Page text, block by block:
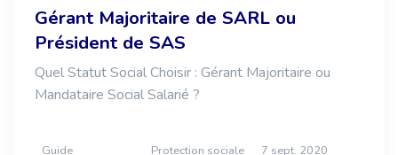
Gérant Majoritaire de SARL ou
Président de SAS
Quel Statut Social Choisir : Gérant Majoritaire ou
Mandataire Social Salarié ?
Guide Protection sociale 7 sept. 2020